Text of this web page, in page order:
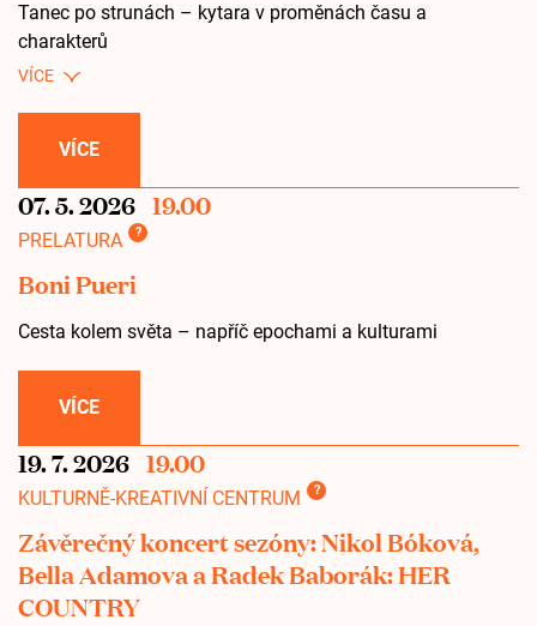
Tanec po strunách – kytara v proměnách času a
charakterů
VÍCE
07. 5. 2026 19.00
PRELATURA ?
Boni Pueri
Cesta kolem světa – napříč epochami a kulturami
VÍCE
19. 7. 2026 19.00
KULTURNĚ-KREATIVNÍ CENTRUM ?
Závěrečný koncert sezóny: Nikol Bóková,
Bella Adamova a Radek Baborák: HER
COUNTRY